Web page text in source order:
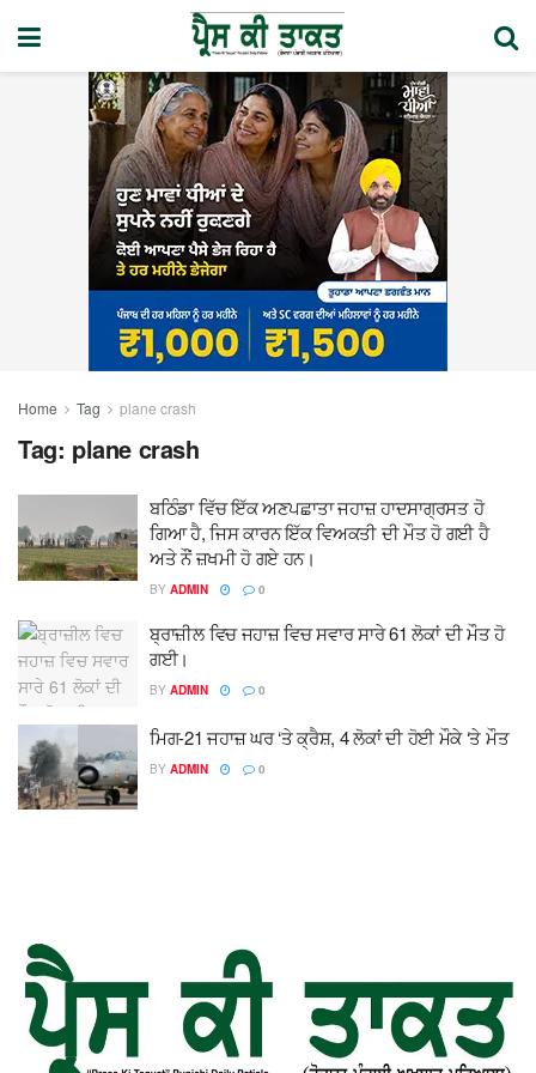
Home Tag plane crash
Tag: plane crash
ਬਠਿੰਡਾ ਵਿੱਚ ਇੱਕ ਅਣਪਛਾਤਾ ਜਹਾਜ਼ ਹਾਦਸਾਗ੍ਰਸਤ ਹੋ
ਗਿਆ ਹੈ, ਜਿਸ ਕਾਰਨ ਇੱਕ ਵਿਅਕਤੀ ਦੀ ਮੌਤ ਹੋ ਗਈ ਹੈ
ਅਤੇ ਨੌਂ ਜ਼ਖਮੀ ਹੋ ਗਏ ਹਨ।
BY ADMIN 0
ਬ੍ਰਾਜ਼ੀਲ ਵਿਚ ਜਹਾਜ਼ ਵਿਚ ਸਵਾਰ ਸਾਰੇ 61 ਲੋਕਾਂ ਦੀ ਮੌਤ ਹੋ
ਗਈ।
BY ADMIN 0
ਮਿਗ-21 ਜਹਾਜ਼ ਘਰ ‘ਤੇ ਕ੍ਰੈਸ਼, 4 ਲੋਕਾਂ ਦੀ ਹੋਈ ਮੌਕੇ ‘ਤੇ ਮੌਤ
BY ADMIN 0